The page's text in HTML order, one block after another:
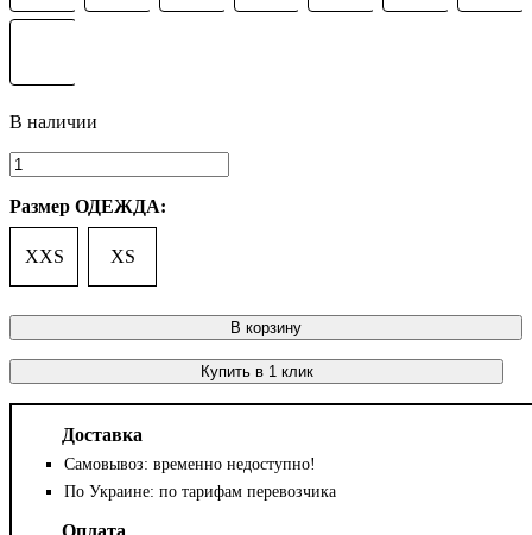
Размер ОДЕЖДА:
XXS XS
В корзину
Купить в 1 клик
Доставка
Самовывоз: временно недоступно!
По Украине: по тарифам перевозчика